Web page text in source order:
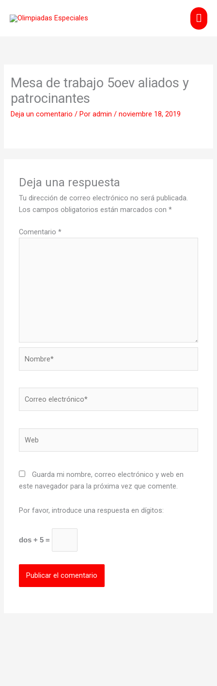
Mesa de trabajo 5oev aliados y
patrocinantes
Deja un comentario / Poradmin/noviembre 18, 2019
Deja una respuesta
Tu dirección de correo electrónico no será publicada.
Los campos obligatorios están marcados con*
Comentario*
Guarda mi nombre, correo electrónico y web en
este navegador para la próxima vez que comente.
Por favor, introduce una respuesta en dígitos:
dos + 5 =